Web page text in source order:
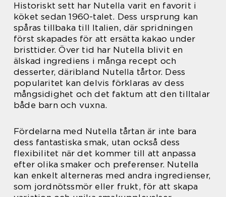
Historiskt sett har Nutella varit en favorit i
köket sedan 1960-talet. Dess ursprung kan
spåras tillbaka till Italien, där spridningen
först skapades för att ersätta kakao under
bristtider. Över tid har Nutella blivit en
älskad ingrediens i många recept och
desserter, däribland Nutella tårtor. Dess
popularitet kan delvis förklaras av dess
mångsidighet och det faktum att den tilltalar
både barn och vuxna.
Fördelarna med Nutella tårtan är inte bara
dess fantastiska smak, utan också dess
flexibilitet när det kommer till att anpassa
efter olika smaker och preferenser. Nutella
kan enkelt alterneras med andra ingredienser,
som jordnötssmör eller frukt, för att skapa